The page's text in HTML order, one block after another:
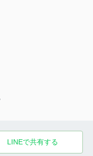
LINEで共有する